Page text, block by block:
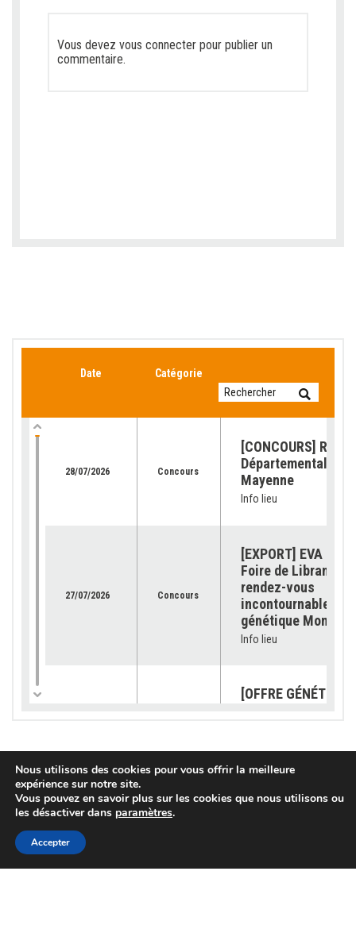
Vous devez vous connecter pour publier un
commentaire.
Date Catégorie
28/07/2026 Concours
[CONCOURS]
Départemental de
Mayenne
Info lieu
27/07/2026 Concours
[EXPORT] EVA
Foire de Libramont
rendez-vous
incontournable
génétique
Info lieu
[OFFRE
03/07/2026
[SUBVENTION] Les
Info lieu
Nous utilisons des cookies pour vous offrir la meilleure
expérience sur notre site.
Vous pouvez en savoir plus sur les cookies que nous utilisons ou
les désactiver dans paramètres.
Accepter